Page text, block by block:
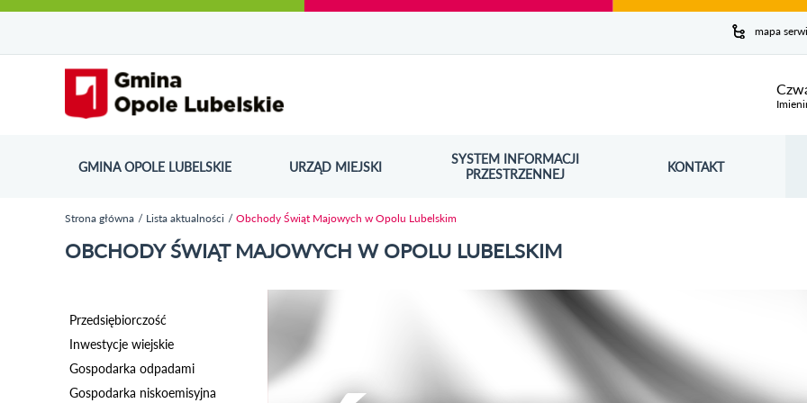
do
strony
do
menu
wyszukiwarki
ścieżki
nawigacyjnej
kategorii
aktualności
do
kalendarza
wydarzeń
do
galerii
do
stopki
mapa
GMINA OPOLE LUBELSKIE URZĄD MIEJSKI
SYSTEM INFORMACJI
PRZESTRZENNEJ
ODNOŚNIK OTWORZY SIĘ W NOWYM OKNIE KONTAKT
Strona główna Lista aktualności Obchody Świąt Majowych w Opolu Lubelskim
OBCHODY ŚWIĄT MAJOWYCH W OPOLU LUBELSKIM
Przedsiębiorczość
Inwestycje wiejskie
Gospodarka odpadami
Gospodarka niskoemisyjna